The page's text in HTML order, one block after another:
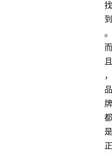
找
到
。
而
且
，
品
牌
都
是
正